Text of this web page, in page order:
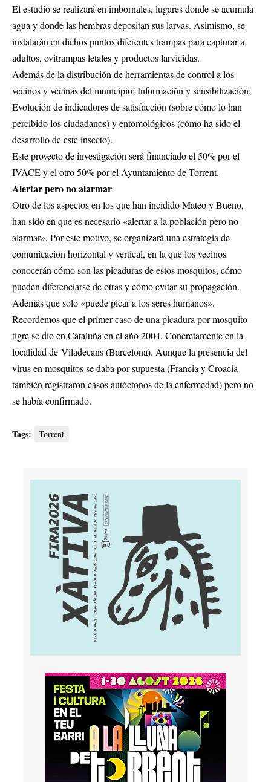
El estudio se realizará en imbornales, lugares donde se acumula
agua y donde las hembras depositan sus larvas. Asimismo, se
instalarán en dichos puntos diferentes trampas para capturar a
adultos, ovitrampas letales y productos larvicidas.
Además de la distribución de herramientas de control a los
vecinos y vecinas del municipio; Información y sensibilización;
Evolución de indicadores de satisfacción (sobre cómo lo han
percibido los ciudadanos) y entomológicos (cómo ha sido el
desarrollo de este insecto).
Este proyecto de investigación será financiado el 50% por el
IVACE y el otro 50% por el Ayuntamiento de Torrent.
Alertar pero no alarmar
Otro de los aspectos en los que han incidido Mateo y Bueno,
han sido en que es necesario «alertar a la población pero no
alarmar». Por este motivo, se organizará una estrategia de
comunicación horizontal y vertical, en la que los vecinos
conocerán cómo son las picaduras de estos mosquitos, cómo
pueden diferenciarse de otras y cómo evitar su propagación.
Además que solo «puede picar a los seres humanos».
Recordemos que el primer caso de una picadura por mosquito
tigre se dio en Cataluña en el año 2004. Concretamente en la
localidad de Viladecans (Barcelona). Aunque la presencia del
virus en mosquitos se daba por supuesta (Francia y Croacia
también registraron casos autóctonos de la enfermedad) pero no
se había confirmado.
Tags: Torrent